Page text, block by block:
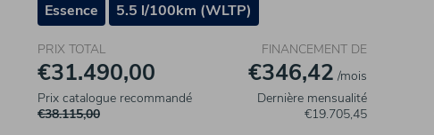
Essence 5.5 l/100km (WLTP)
PRIX TOTAL
€31.490,00
Prix catalogue recommandé
€38.115,00
FINANCEMENT DE
€346,42 /mois
Dernière mensualité
€19.705,45